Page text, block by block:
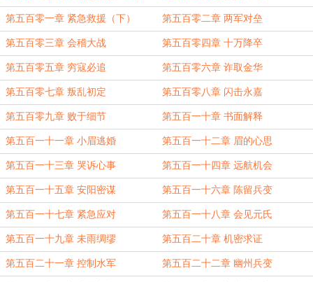
第五百零一章 紧急救援（下） 第五百零二章 两军对垒
第五百零三章 会稽大战 第五百零四章 十万降卒
第五百零五章 穷寇必追 第五百零六章 诈取金华
第五百零七章 叛乱初定 第五百零八章 闪击永嘉
第五百零九章 败于细节 第五百一十章 书面解释
第五百一十一章 小眉逃婚 第五百一十二章 眉的心思
第五百一十三章 哭诉心事 第五百一十四章 远航机会
第五百一十五章 安阳密谋 第五百一十六章 陈留兵变
第五百一十七章 紧急应对 第五百一十八章 会见元氏
第五百一十九章 未雨绸缪 第五百二十章 机密求证
第五百二十一章 控制水军 第五百二十二章 幽州兵变